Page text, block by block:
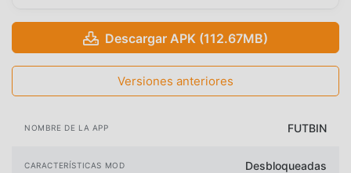
Descargar APK (112.67MB)
Versiones anteriores
NOMBRE DE LA APP FUTBIN
CARACTERÍSTICAS MOD Desbloqueadas